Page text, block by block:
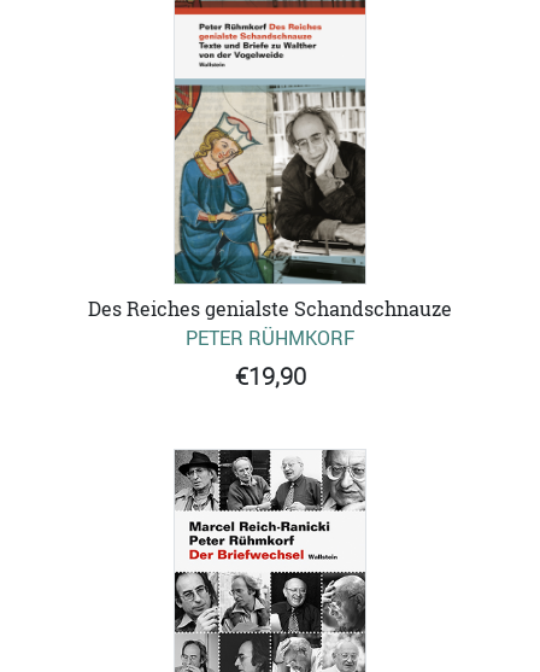
Des Reiches genialste Schandschnauze
PETER RÜHMKORF
€19,90